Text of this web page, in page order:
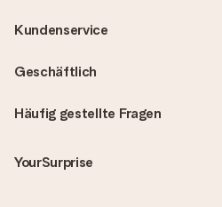
Häufig gestellte Fragen
YourSurprise
Kundenservice
Geschäftlich